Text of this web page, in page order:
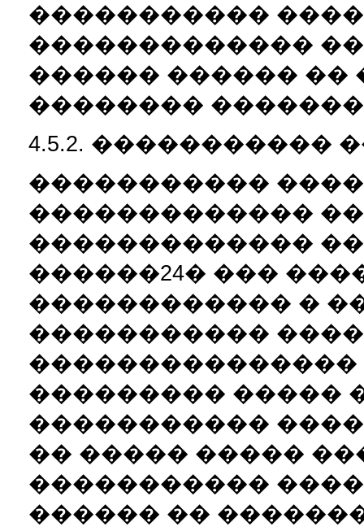
�����������
�������������
������ ������ ��
��������
4.5.2. �����������
�����������
�������������
�������������
������24� ���
������������ �
�����������
���������������
��������� �����
�����������
�� ����� �����
�����������
������ ��